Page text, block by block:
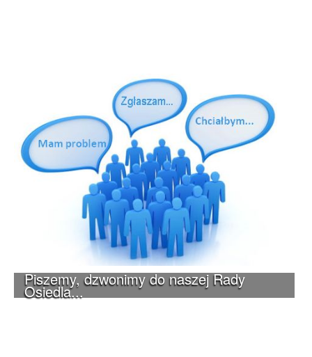
Piszemy, dzwonimy do naszej Rady
Osiedla...